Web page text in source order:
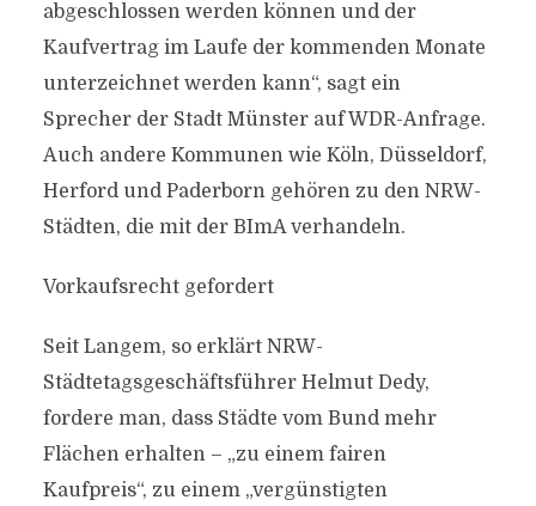
abgeschlossen werden können und der
Kaufvertrag im Laufe der kommenden Monate
unterzeichnet werden kann“, sagt ein
Sprecher der Stadt Münster auf WDR-Anfrage.
Auch andere Kommunen wie Köln, Düsseldorf,
Herford und Paderborn gehören zu den NRW-
Städten, die mit der BImA verhandeln.
Vorkaufsrecht gefordert
Seit Langem, so erklärt NRW-
Städtetagsgeschäftsführer Helmut Dedy,
fordere man, dass Städte vom Bund mehr
Flächen erhalten – „zu einem fairen
Kaufpreis“, zu einem „vergünstigten